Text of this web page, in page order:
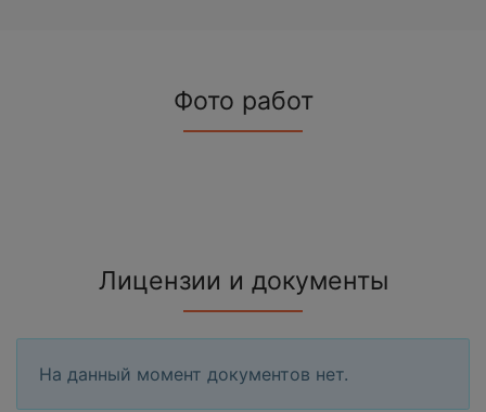
Фото работ
Лицензии и документы
На данный момент документов нет.